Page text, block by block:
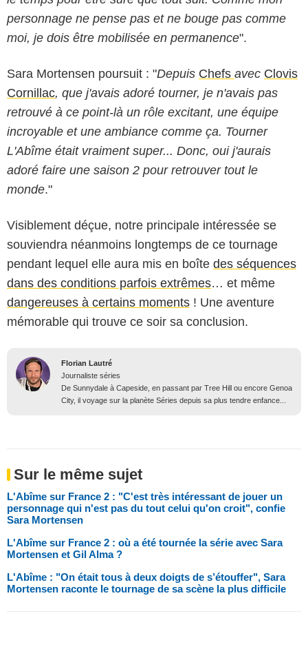
personnage ne pense pas et ne bouge pas comme
moi, je dois être mobilisée en permanence".
Sara Mortensen poursuit : "Depuis Chefs avec Clovis
Cornillac, que j'avais adoré tourner, je n'avais pas
retrouvé à ce point-là un rôle excitant, une équipe
incroyable et une ambiance comme ça. Tourner
L'Abîme était vraiment super... Donc, oui j'aurais
adoré faire une saison 2 pour retrouver tout le
monde."
Visiblement déçue, notre principale intéressée se
souviendra néanmoins longtemps de ce tournage
pendant lequel elle aura mis en boîte des séquences
dans des conditions parfois extrêmes… et même
dangereuses à certains moments ! Une aventure
mémorable qui trouve ce soir sa conclusion.
Florian Lautré
Journaliste séries
De Sunnydale à Capeside, en passant par Tree Hill ou encore Genoa
City, il voyage sur la planète Séries depuis sa plus tendre enfance...
Sur le même sujet
L'Abîme sur France 2 : "C'est très intéressant de jouer un
personnage qui n'est pas du tout celui qu'on croit", confie
Sara Mortensen
L'Abîme sur France 2 : où a été tournée la série avec Sara
Mortensen et Gil Alma ?
L'Abîme : "On était tous à deux doigts de s’étouffer", Sara
Mortensen raconte le tournage de sa scène la plus difficile